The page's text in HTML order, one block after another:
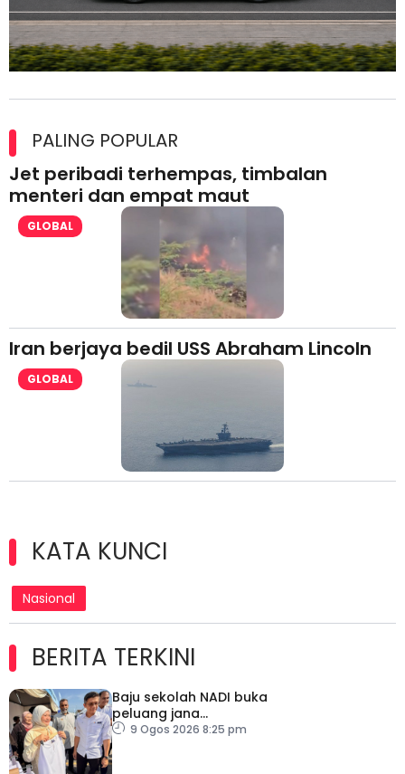
lesen separuh pertama 2026
PALING POPULAR
Jet peribadi terhempas, timbalan
menteri dan empat maut
GLOBAL
Iran berjaya bedil USS Abraham Lincoln
GLOBAL
KATA KUNCI
Nasional
BERITA TERKINI
Baju sekolah NADI buka
peluang jana
pendapatan, bantu
9 Ogos 2026 8:25 pm